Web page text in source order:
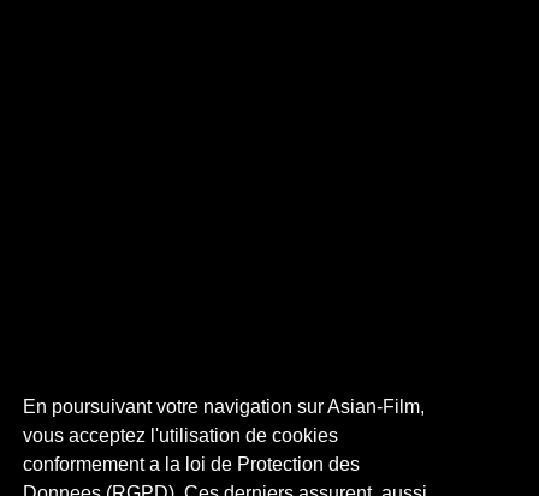
En poursuivant votre navigation sur Asian-Film,
vous acceptez l'utilisation de cookies
conformement a la loi de Protection des